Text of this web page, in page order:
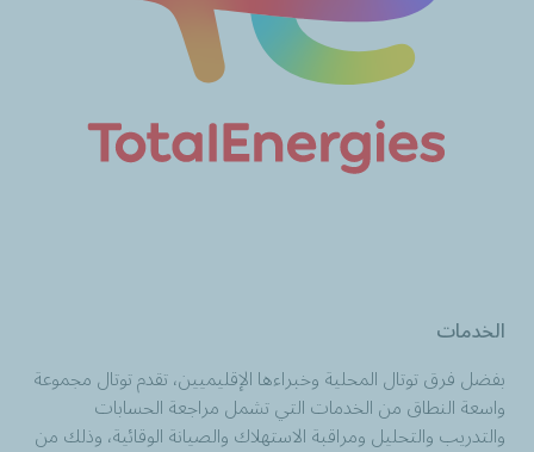
الخدمات
بفضل فرق توتال المحلية وخبراءها الإقليميين، تقدم توتال مجموعة
واسعة النطاق من الخدمات التي تشمل مراجعة الحسابات
والتدريب والتحليل ومراقبة الاستهلاك والصيانة الوقائية، وذلك من